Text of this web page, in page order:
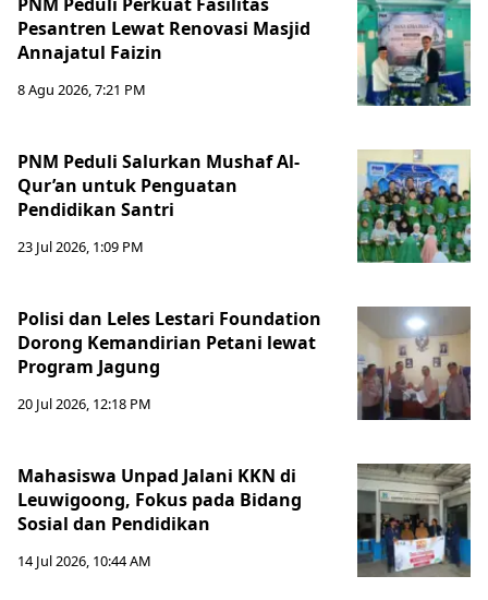
Pesantren Lewat Renovasi Masjid
Annajatul Faizin
8 Agu 2026, 7:21 PM
PNM Peduli Salurkan Mushaf Al-
Qur’an untuk Penguatan
Pendidikan Santri
23 Jul 2026, 1:09 PM
Polisi dan Leles Lestari Foundation
Dorong Kemandirian Petani lewat
Program Jagung
20 Jul 2026, 12:18 PM
Mahasiswa Unpad Jalani KKN di
Leuwigoong, Fokus pada Bidang
Sosial dan Pendidikan
14 Jul 2026, 10:44 AM